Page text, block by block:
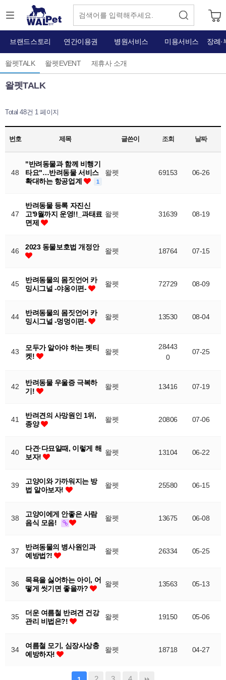
브랜드스토리 연간이용권 병원서비스 미용서비스 장례·
왈펫TALK
왈펫TALK 왈펫EVENT 제휴사 소개
Total 48건 1 페이지
번호 제목 글쓴이 조회 날짜
48
"반려동물과 함께 비행기
타요"…반려동물 서비스
확대하는 항공업계
1
왈펫 69153 06-26
47
반려동물 등록 자진신
고'9월까지 운영!!_과태료
면제
왈펫 31639 08-19
46 2023 동물보호법 개정안 왈펫 18764 07-15
45
반려동물의 몸짓언어 카
밍시그널 -야옹이편-
왈펫 72729 08-09
44
반려동물의 몸짓언어 카
밍시그널 -멍멍이편-
왈펫 13530 08-04
43
모두가 알아야 하는 펫티
켓!
왈펫
28443
0
07-25
42
반려동물 우울증 극복하
기!
왈펫 13416 07-19
41
반려견의 사망원인 1위,
종양
왈펫 20806 07-06
40
다견·다묘일때, 이렇게 해
보자!
왈펫 13104 06-22
39
고양이와 가까워지는 방
법 알아보자!
왈펫 25580 06-15
38
고양이에게 안좋은 사람
음식 모음!
왈펫 13675 06-08
37
반려동물의 병사원인과
예방법?!
왈펫 26334 05-25
36
목욕을 싫어하는 아이, 어
떻게 씻기면 좋을까?
왈펫 13563 05-13
35
더운 여름철 반려견 건강
관리 비법은?!
왈펫 19150 05-06
34
여름철 모기, 심장사상충
예방하자!
왈펫 18718 04-27